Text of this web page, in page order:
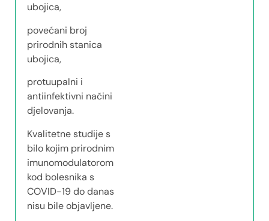
ubojica,
povećani broj
prirodnih stanica
ubojica,
protuupalni i
antiinfektivni načini
djelovanja.
Kvalitetne studije s
bilo kojim prirodnim
imunomodulatorom
kod bolesnika s
COVID-19 do danas
nisu bile objavljene.